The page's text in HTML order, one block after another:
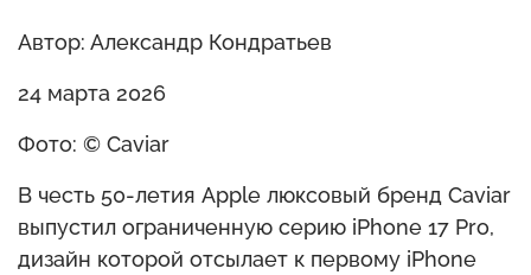
Автор: Александр Кондратьев
24 марта 2026
Фото: © Caviar
В честь 50-летия Apple люксовый бренд Caviar
выпустил ограниченную серию iPhone 17 Pro,
дизайн которой отсылает к первому iPhone